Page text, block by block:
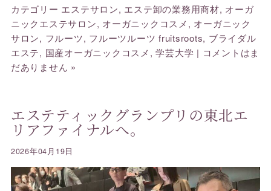
カテゴリー エステサロン, エステ卸の業務用商材, オーガ
ニックエステサロン, オーガニックコスメ , オーガニック
サロン, フルーツ, フルーツルーツ fruitsroots, ブライダル
エステ, 国産オーガニックコスメ ,学芸大学 | コメントはま
だありません »
エステティックグランプリの東北エ
リアファイナルへ。
2026年04月19日